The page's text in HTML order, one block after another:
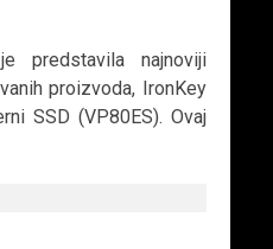
predstavila najnoviji
proizvoda, IronKey
SSD (VP80ES). Ovaj